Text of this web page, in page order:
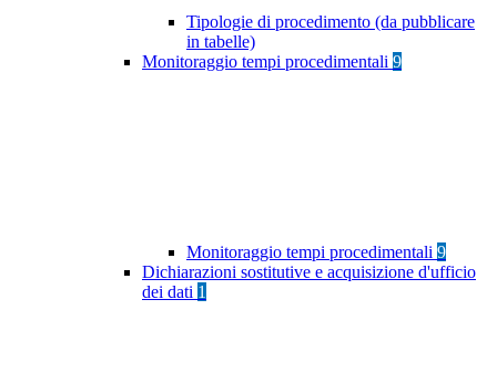
Tipologie di procedimento (da pubblicare
in tabelle)
Monitoraggio tempi procedimentali 9
Monitoraggio tempi procedimentali 9
Dichiarazioni sostitutive e acquisizione d'ufficio
dei dati 1